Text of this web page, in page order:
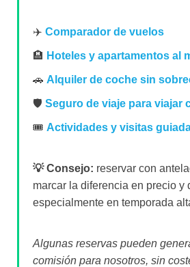
✈️ Comparador de vuelos
🏨 Hoteles y apartamentos al
🚗 Alquiler de coche sin
🛡️ Seguro de viaje para viajar
🎟️ Actividades y visitas
💡 Consejo: reservar con
marcar la diferencia en precio y
especialmente en temporada
Algunas reservas pueden
comisión para nosotros, sin